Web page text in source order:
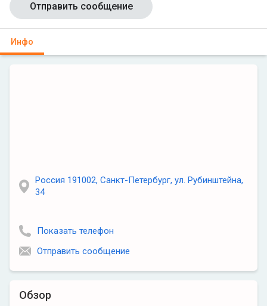
Инфо
Отправить сообщение
Обзор
Россия 191002, Санкт-Петербург, ул. Рубинштейна,
34
Показать телефон
Отправить сообщение